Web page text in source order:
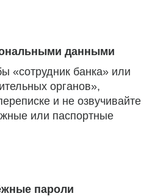
данными
«сотрудник банка» или
органов»,
и не озвучивайте
или паспортные
пароли